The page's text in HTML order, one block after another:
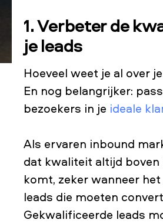
1. Verbeter de
je leads
Hoeveel weet je al over
En nog belangrijker:
bezoekers in je ideale
Als ervaren inbound
dat kwaliteit altijd
komt, zeker wanneer
leads die moeten
Gekwalificeerde leads